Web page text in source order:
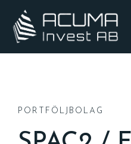
PORTFÖLJBOLAG